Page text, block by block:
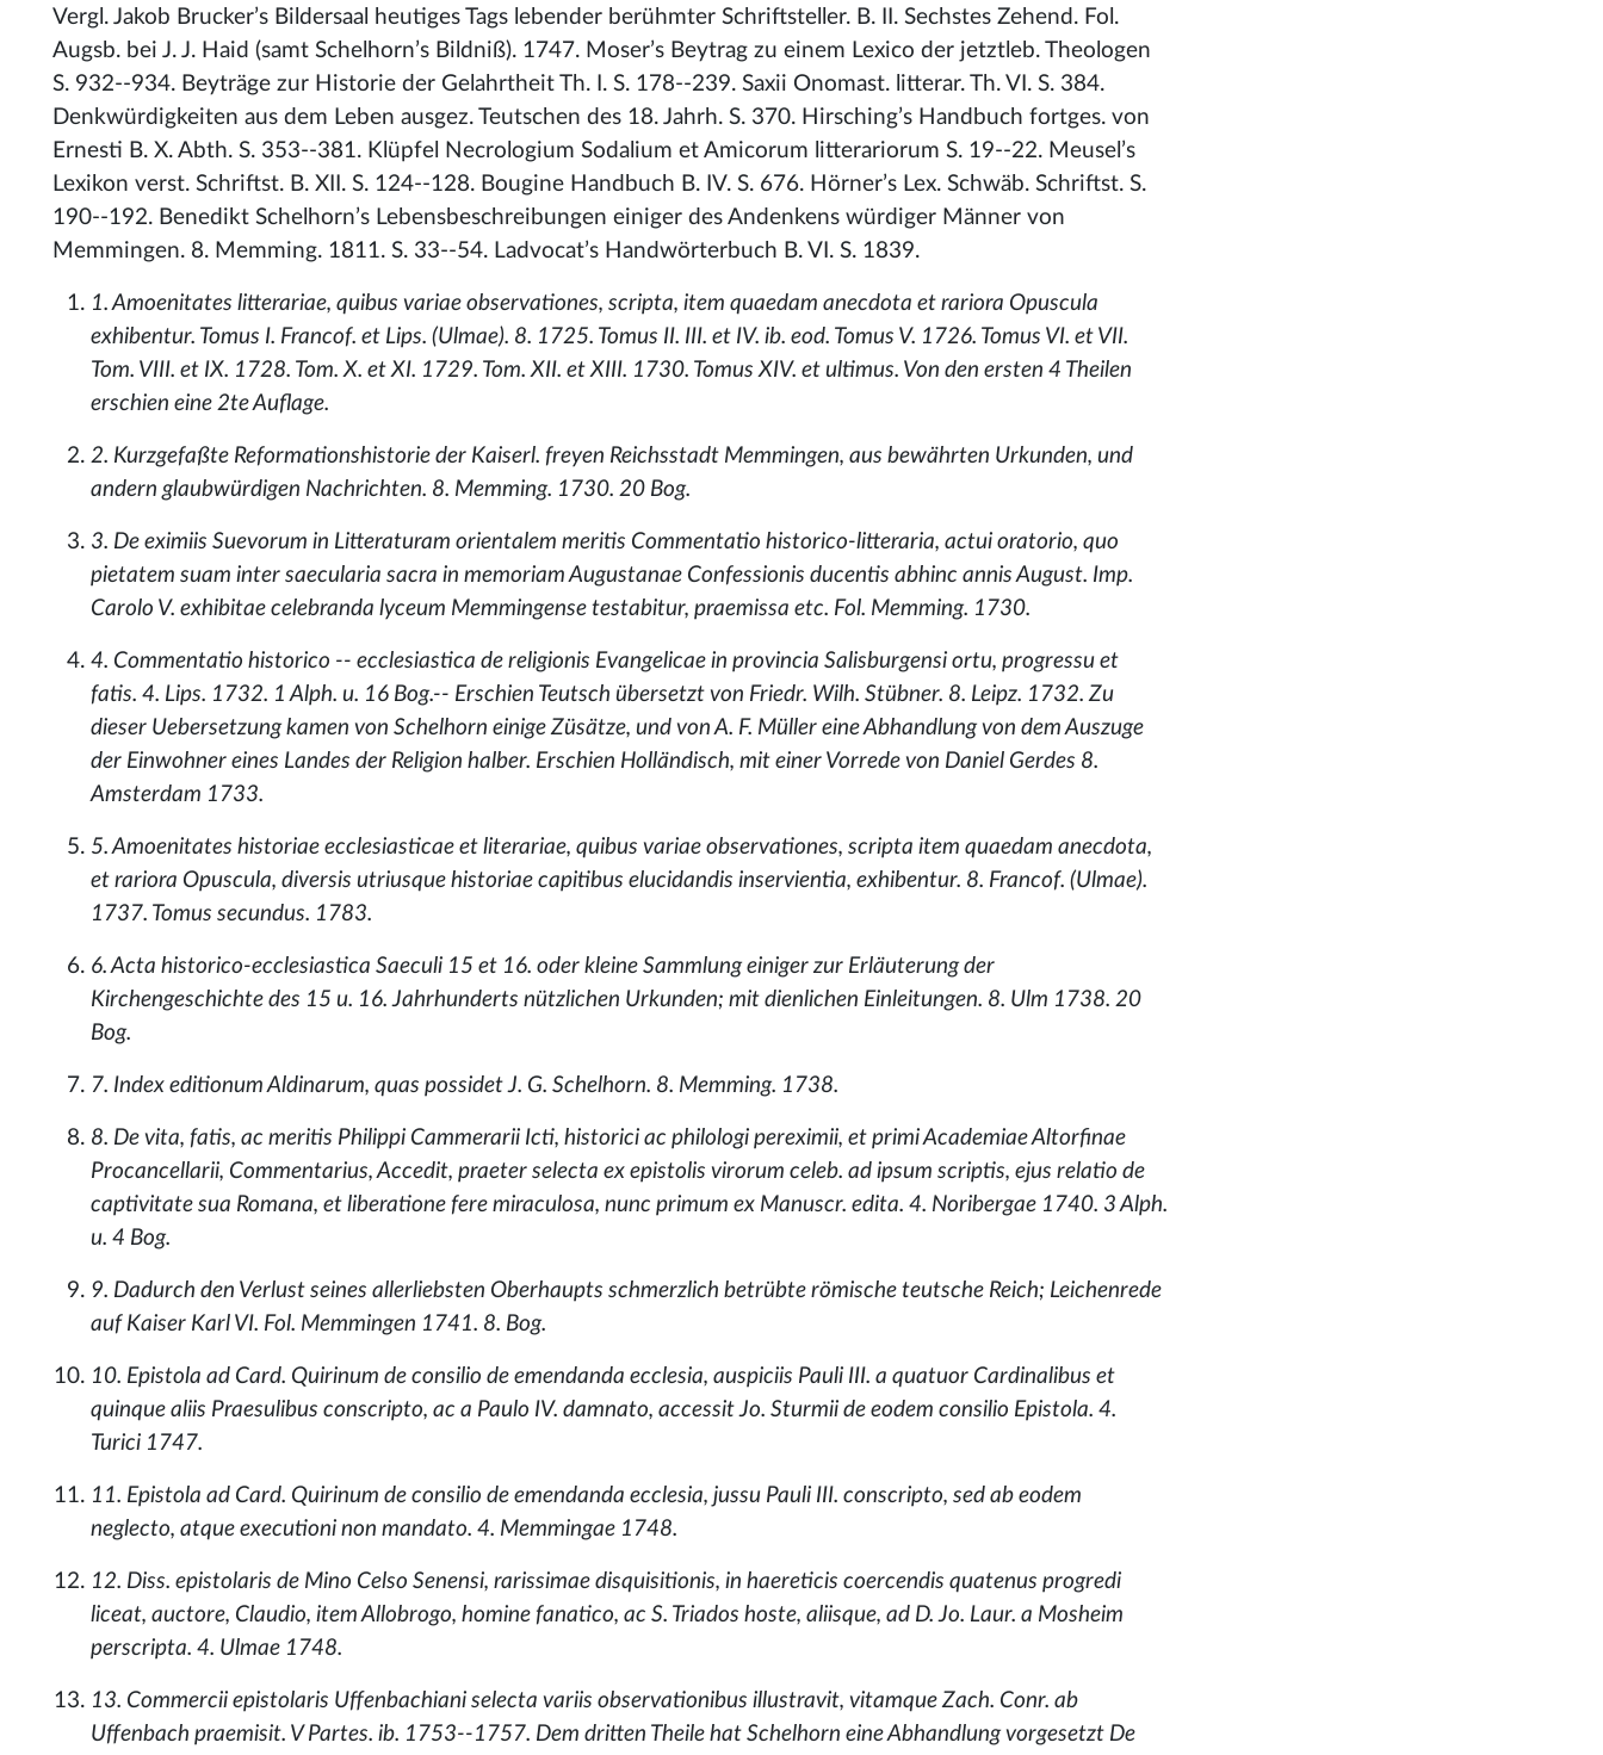
Vergl. Jakob Brucker’s Bildersaal heutiges Tags lebender berühmter Schriftsteller. B. II. Sechstes Zehend. Fol.
Augsb. bei J. J. Haid (samt Schelhorn’s Bildniß). 1747. Moser’s Beytrag zu einem Lexico der jetztleb. Theologen
S. 932--934. Beyträge zur Historie der Gelahrtheit Th. I. S. 178--239. Saxii Onomast. litterar. Th. VI. S. 384.
Denkwürdigkeiten aus dem Leben ausgez. Teutschen des 18. Jahrh. S. 370. Hirsching’s Handbuch fortges. von
Ernesti B. X. Abth. S. 353--381. Klüpfel Necrologium Sodalium et Amicorum litterariorum S. 19--22. Meusel’s
Lexikon verst. Schriftst. B. XII. S. 124--128. Bougine Handbuch B. IV. S. 676. Hörner’s Lex. Schwäb. Schriftst. S.
190--192. Benedikt Schelhorn’s Lebensbeschreibungen einiger des Andenkens würdiger Männer von
Memmingen. 8. Memming. 1811. S. 33--54. Ladvocat’s Handwörterbuch B. VI. S. 1839.
1. Amoenitates litterariae, quibus variae observationes, scripta, item quaedam anecdota et rariora Opuscula
exhibentur. Tomus I. Francof. et Lips. (Ulmae). 8. 1725. Tomus II. III. et IV. ib. eod. Tomus V. 1726. Tomus VI. et VII.
Tom. VIII. et IX. 1728. Tom. X. et XI. 1729. Tom. XII. et XIII. 1730. Tomus XIV. et ultimus. Von den ersten 4 Theilen
erschien eine 2te Auflage.
2. Kurzgefaßte Reformationshistorie der Kaiserl. freyen Reichsstadt Memmingen, aus bewährten Urkunden, und
andern glaubwürdigen Nachrichten. 8. Memming. 1730. 20 Bog.
3. De eximiis Suevorum in Litteraturam orientalem meritis Commentatio historico-litteraria, actui oratorio, quo
pietatem suam inter saecularia sacra in memoriam Augustanae Confessionis ducentis abhinc annis August. Imp.
Carolo V. exhibitae celebranda lyceum Memmingense testabitur, praemissa etc. Fol. Memming. 1730.
4. Commentatio historico -- ecclesiastica de religionis Evangelicae in provincia Salisburgensi ortu, progressu et
fatis. 4. Lips. 1732. 1 Alph. u. 16 Bog.-- Erschien Teutsch übersetzt von Friedr. Wilh. Stübner. 8. Leipz. 1732. Zu
dieser Uebersetzung kamen von Schelhorn einige Züsätze, und von A. F. Müller eine Abhandlung von dem Auszuge
der Einwohner eines Landes der Religion halber. Erschien Holländisch, mit einer Vorrede von Daniel Gerdes 8.
Amsterdam 1733.
5. Amoenitates historiae ecclesiasticae et literariae, quibus variae observationes, scripta item quaedam anecdota,
et rariora Opuscula, diversis utriusque historiae capitibus elucidandis inservientia, exhibentur. 8. Francof. (Ulmae).
1737. Tomus secundus. 1783.
6. Acta historico-ecclesiastica Saeculi 15 et 16. oder kleine Sammlung einiger zur Erläuterung der
Kirchengeschichte des 15 u. 16. Jahrhunderts nützlichen Urkunden; mit dienlichen Einleitungen. 8. Ulm 1738. 20
Bog.
7. Index editionum Aldinarum, quas possidet J. G. Schelhorn. 8. Memming. 1738.
8. De vita, fatis, ac meritis Philippi Cammerarii Icti, historici ac philologi pereximii, et primi Academiae Altorfinae
Procancellarii, Commentarius, Accedit, praeter selecta ex epistolis virorum celeb. ad ipsum scriptis, ejus relatio de
captivitate sua Romana, et liberatione fere miraculosa, nunc primum ex Manuscr. edita. 4. Noribergae 1740. 3 Alph.
u. 4 Bog.
9. Dadurch den Verlust seines allerliebsten Oberhaupts schmerzlich betrübte römische teutsche Reich; Leichenrede
auf Kaiser Karl VI. Fol. Memmingen 1741. 8. Bog.
10. Epistola ad Card. Quirinum de consilio de emendanda ecclesia, auspiciis Pauli III. a quatuor Cardinalibus et
quinque aliis Praesulibus conscripto, ac a Paulo IV. damnato, accessit Jo. Sturmii de eodem consilio Epistola. 4.
Turici 1747.
11. Epistola ad Card. Quirinum de consilio de emendanda ecclesia, jussu Pauli III. conscripto, sed ab eodem
neglecto, atque executioni non mandato. 4. Memmingae 1748.
12. Diss. epistolaris de Mino Celso Senensi, rarissimae disquisitionis, in haereticis coercendis quatenus progredi
liceat, auctore, Claudio, item Allobrogo, homine fanatico, ac S. Triados hoste, aliisque, ad D. Jo. Laur. a Mosheim
perscripta. 4. Ulmae 1748.
13. Commercii epistolaris Uffenbachiani selecta variis observationibus illustravit, vitamque Zach. Conr. ab
Uffenbach praemisit. V Partes. ib. 1753--1757. Dem dritten Theile hat Schelhorn eine Abhandlung vorgesetzt De